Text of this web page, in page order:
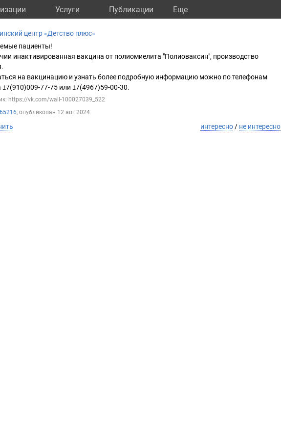
Услуги Публикации Eще
центр «Детство плюс»
пациенты!
инактивированная вакцина от полиомиелита "Полиоваксин", производство
на вакцинацию и узнать более подробную информацию можно по телефонам
±7(910)009-77-75 или ±7(4967)59-00-30.
https://vk.com/wall-100027039_522
, опубликован 12 авг 2024
интересно / не интересно